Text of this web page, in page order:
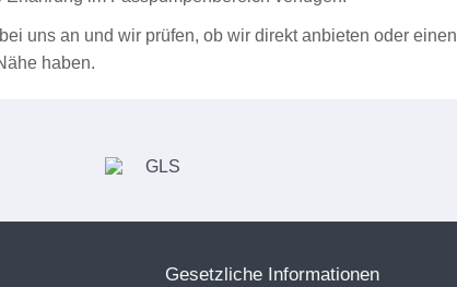
uns an und wir prüfen, ob wir direkt anbieten oder einen
haben.
Gesetzliche Informationen